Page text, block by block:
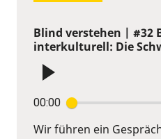
Blind verstehen | #32
interkulturell: Die
00:00
Wir führen ein